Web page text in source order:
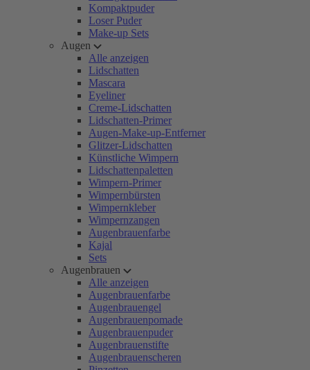
Kompaktpuder
Loser Puder
Make-up Sets
Augen
Alle anzeigen
Lidschatten
Mascara
Eyeliner
Creme-Lidschatten
Lidschatten-Primer
Augen-Make-up-Entferner
Glitzer-Lidschatten
Künstliche Wimpern
Lidschattenpaletten
Wimpern-Primer
Wimpernbürsten
Wimpernkleber
Wimpernzangen
Augenbrauenfarbe
Kajal
Sets
Augenbrauen
Alle anzeigen
Augenbrauenfarbe
Augenbrauengel
Augenbrauenpomade
Augenbrauenpuder
Augenbrauenstifte
Augenbrauenscheren